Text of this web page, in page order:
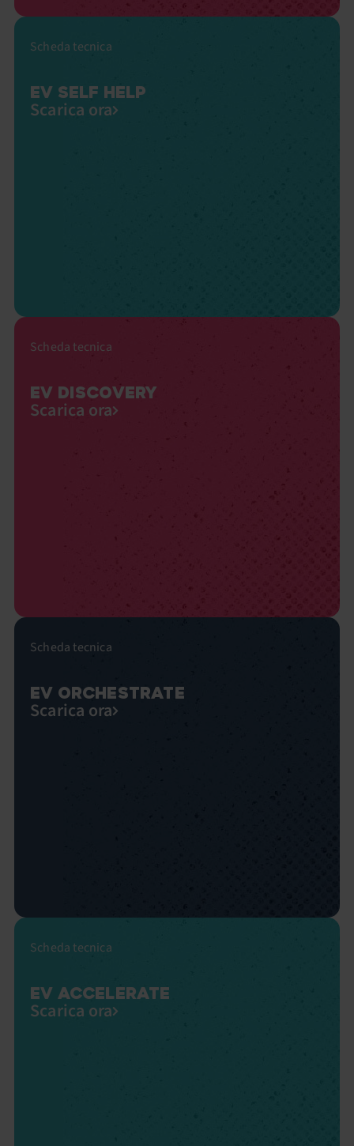
Scheda tecnica
EV SELF HELP
Scarica ora
Scheda tecnica
EV DISCOVERY
Scarica ora
Scheda tecnica
EV ORCHESTRATE
Scarica ora
Scheda tecnica
EV ACCELERATE
Scarica ora